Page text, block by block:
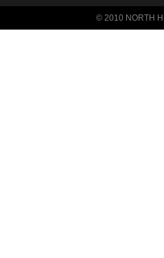
© 2010 NORTH